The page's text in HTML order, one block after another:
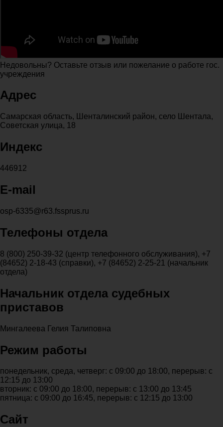
Недовольны? Оставьте отзыв или пожелание о работе гос.
учреждения
Адрес
Самарская область, Шенталинский район, село Шентала,
Советская улица, 18
Индекс
446912
E-mail
osp-6335@r63.fssprus.ru
Телефоны отдела
8 (800) 250-39-32 (центр телефонного обслуживания), +7
(84652) 2-18-43 (справки), +7 (84652) 2-25-21 (начальник
отдела)
Начальник отдела судебных
приставов
Мингалеева Гелия Талиповна
Режим работы
понедельник, среда, четверг: с 09:00 до 18:00, перерыв: с
12:15 до 13:00
вторник: с 09:00 до 18:00, перерыв: с 13:00 до 13:45
пятница: с 09:00 до 16:45, перерыв: с 12:15 до 13:00
Сайт